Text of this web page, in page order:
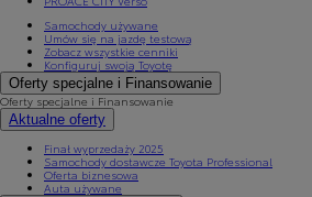
Samochody używane
Umów się na jazdę testową
Zobacz wszystkie cenniki
Konfiguruj swoją Toyotę
Oferty specjalne i Finansowanie
Oferty specjalne i Finansowanie
Aktualne oferty
Finał wyprzedaży 2025
Samochody dostawcze Toyota Professional
Oferta biznesowa
Auta używane